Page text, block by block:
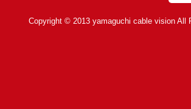
Copyright © 2013 yamaguchi cable vision All